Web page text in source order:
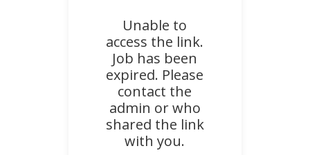
Unable to
access the link.
Job has been
expired. Please
contact the
admin or who
shared the link
with you.